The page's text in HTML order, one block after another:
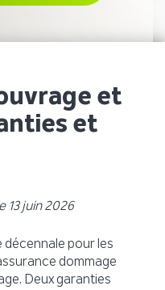
et
et
13 juin 2026
décennale pour les
dommage
Deux garanties